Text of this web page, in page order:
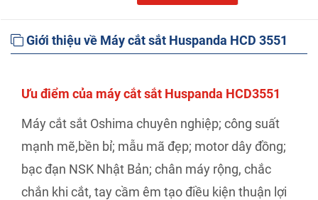
Giới thiệu về Máy cắt sắt Huspanda HCD 3551
Ưu điểm của máy cắt sắt Huspanda HCD3551
Máy cắt sắt Oshima chuyên nghiệp; công suất
mạnh mẽ,bền bỉ; mẫu mã đẹp; motor dây đồng;
bạc đạn NSK Nhật Bản; chân máy rộng, chắc
chắn khi cắt, tay cầm êm tạo điều kiện thuận lợi